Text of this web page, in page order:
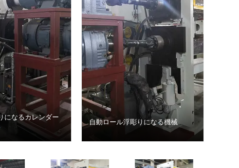
になるカレンダー
自動ロール浮彫りになる機械